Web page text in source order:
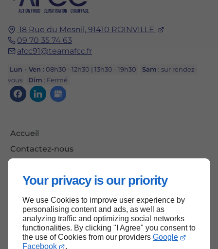
Your privacy is our priority
We use Cookies to improve user experience by
personalising content and ads, as well as
analyzing traffic and optimizing social networks
functionalities. By clicking "I Agree" you consent to
the use of Cookies from our providers Google
Facebook
.
18 Rue du Mesnil, 91410 ROINVILLE
09 70 35 74 63
afcc91@teamafcc.fr
Lun - Ven : 08h30 - 12h30 | 13h30 - 19h30 Sam : sur rendez-
vous
Dim : Fermé
Accueil
Contactez-nous
Plan du site
Haut de page